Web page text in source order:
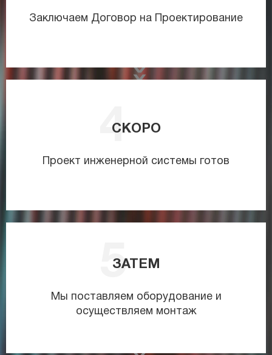
Заключаем Договор на Проектирование
СКОРО
Проект инженерной системы готов
ЗАТЕМ
Мы поставляем оборудование и
осуществляем монтаж